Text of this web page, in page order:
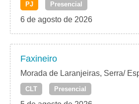
PJ Presencial
6 de agosto de 2026
Faxineiro
Morada de Laranjeiras, Serra/
CLT Presencial